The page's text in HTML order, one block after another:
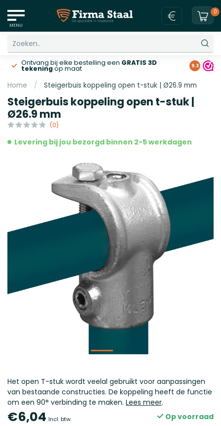
MENU
0
Ontvang bij elke bestelling een GRATIS 3D
tekeningop maat Gratis
9.3
Home / Steigerbuis koppeling open t-stuk | Ø26.9 mm
Steigerbuis koppeling open t-stuk |
Ø26.9 mm
(0)
Levering bij jou bezorgd binnen 2-5 werkdagen
Het open T-stuk wordt veelal gebruikt voor aanpassingen
van bestaande constructies. De koppeling heeft de functie
om een 90° verbinding te maken. Lees meer.
€6,04 Incl. btw Op voorraad